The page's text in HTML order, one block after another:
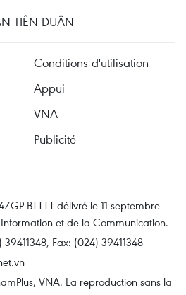
TIÊN DUÂN
Conditions d'utilisation
Appui
VNA
Publicité
GP-BTTTT délivré le 11 septembre
et de la Communication.
Fax: (024) 39411348
VNA. La reproduction sans la